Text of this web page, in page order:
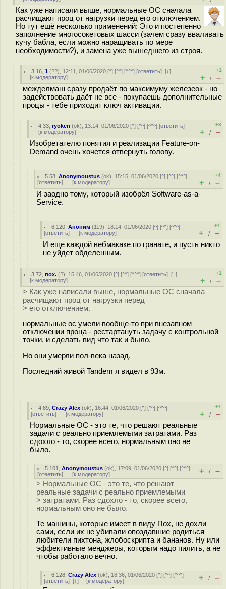
Как уже написали выше, нормальные ОС сначала
расчищают проц от нагрузки перед его отключением.
Но тут ещё несколько применений: Это и постепенно
заполнение многосокетовых шасси (зачем сразу вваливать
кучу бабла, если можно наращивать по мере
необходимости?), и замена уже вышедшего из строя.
3.16 ,1 (??), 12:11, 01/06/2020 [^] [^^] [^^^] [ответить][↓]
[к модератору]
+1
+ / –
межделмаш сразу продаёт по максимуму железеок - но
задействовать даёт не все - покупаешь дополнительные
процы - тебе приходит ключ активации.
4.33 ,ryoken (ok), 13:14, 01/06/2020 [^] [^^] [^^^] [ответить]
[к модератору]
+3
+ / –
Изобретателю понятия и реализации Feature-on-
Demand очень хочется отвернуть голову.
5.58 ,Anonymoustus (ok), 15:15, 01/06/2020 [^] [^^] [^^^]
[ответить] [к модератору]
+4
+ / –
И заодно тому, который изобрёл Software-as-a-
Service.
6.120 ,Аноним (119), 18:14, 01/06/2020 [^] [^^] [^^^]
[ответить] [к модератору]
+1
+ / –
И еще каждой вебмакаке по гранате, и пусть никто
не уйдет обделенным.
3.72 ,пох. (?), 15:46, 01/06/2020 [^] [^^] [^^^] [ответить][↑]
[к модератору]
+1
+ / –
> Как уже написали выше, нормальные ОС сначала
расчищают проц от нагрузки перед
> его отключением.
нормальные ос умели вообще-то при внезапном
отключении проца - рестартануть задачу с контрольной
точки, и сделать вид что так и было.
Но они умерли пол-века назад.
Последний живой Tandem я видел в 93м.
4.89 ,Crazy Alex (ok), 16:44, 01/06/2020 [^] [^^] [^^^]
[ответить] [к модератору]
+1
+ / –
Нормальные ОС - это те, что решают реальные
задачи с реально приемлемыми затратами. Раз
сдохло - то, скорее всего, нормальным оно не
было.
5.101 ,Anonymoustus (ok), 17:09, 01/06/2020 [^] [^^] [^^^]
[ответить] [к модератору] + / –
> Нормальные ОС - это те, что решают
реальные задачи с реально приемлемыми
> затратами. Раз сдохло - то, скорее всего,
нормальным оно не было.
Те машины, которые имеет в виду Пох, не дохли
сами, если их не убивали опоздавшие родиться
любители пихтона, жлобоскрипта и бананов. Ну или
эффективные менджеры, которым надо пилить, а не
чтобы работало вечно.
6.128 ,Crazy Alex (ok), 18:36, 01/06/2020 [^] [^^] [^^^]
[ответить] [↓] [к модератору] + / –